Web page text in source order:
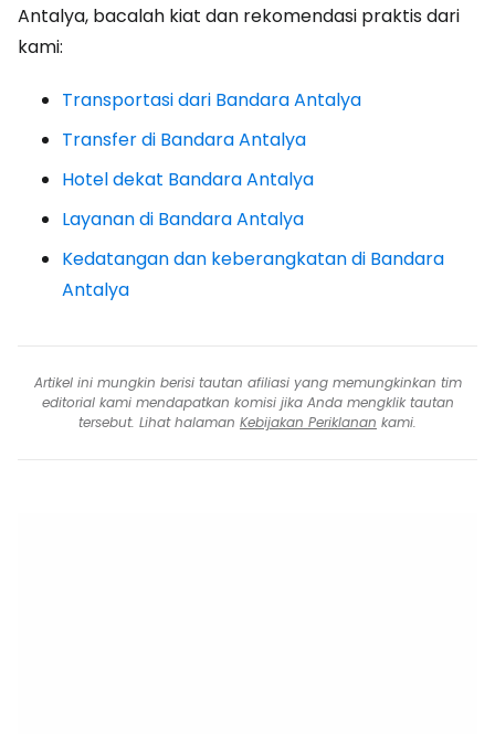
Antalya, bacalah kiat dan rekomendasi praktis dari
kami:
Transportasi dari Bandara Antalya
Transfer di Bandara Antalya
Hotel dekat Bandara Antalya
Layanan di Bandara Antalya
Kedatangan dan keberangkatan di Bandara
Antalya
Artikel ini mungkin berisi tautan afiliasi yang memungkinkan tim
editorial kami mendapatkan komisi jika Anda mengklik tautan
tersebut. Lihat halaman Kebijakan Periklanan kami.